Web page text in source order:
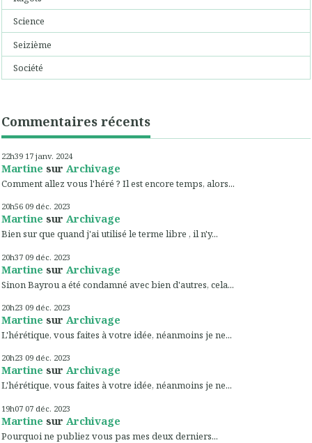
Science
Seizième
Société
Commentaires récents
22h39 17 janv. 2024
Martine sur Archivage
Comment allez vous l'héré ? Il est encore temps, alors...
20h56 09 déc. 2023
Martine sur Archivage
Bien sur que quand j'ai utilisé le terme libre , il n'y...
20h37 09 déc. 2023
Martine sur Archivage
Sinon Bayrou a été condamné avec bien d'autres, cela...
20h23 09 déc. 2023
Martine sur Archivage
L'hérétique, vous faites à votre idée, néanmoins je ne...
20h23 09 déc. 2023
Martine sur Archivage
L'hérétique, vous faites à votre idée, néanmoins je ne...
19h07 07 déc. 2023
Martine sur Archivage
Pourquoi ne publiez vous pas mes deux derniers...